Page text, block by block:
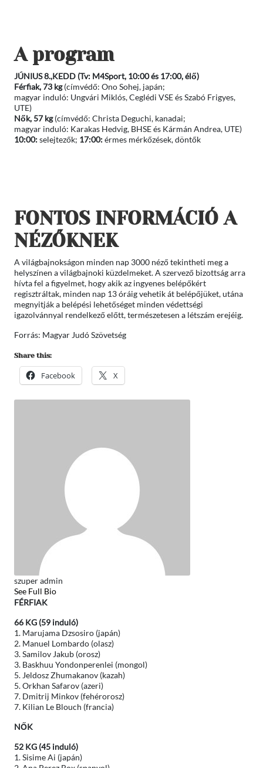
A program
JÚNIUS 8.,KEDD (Tv: M4Sport, 10:00 és 17:00, élő)
Férfiak, 73 kg(címvédő: Ono Sohej, japán;
magyar induló: Ungvári Miklós, Ceglédi VSE és Szabó Frigyes,
UTE)
Nők, 57 kg(címvédő: Christa Deguchi, kanadai;
magyar induló: Karakas Hedvig, BHSE és Kármán Andrea, UTE)
10:00:selejtezők; 17:00:érmes mérkőzések, döntők
FONTOS INFORMÁCIÓ A
NÉZŐKNEK
A világbajnokságon minden nap 3000 néző tekintheti meg a
helyszínen a világbajnoki küzdelmeket. A szervező bizottság arra
hívta fel a figyelmet, hogy akik az ingyenes belépőkért
regisztráltak, minden nap 13 óráig vehetik át belépőjüket, utána
megnyitják a belépési lehetőséget minden védettségi
igazolvánnyal rendelkező előtt, természetesen a létszám erejéig.
Forrás: Magyar Judó Szövetség
Share this:
Facebook X
szuper admin
See Full Bio
FÉRFIAK
66 KG (59 induló)
1. Marujama Dzsosiro (japán)
2. Manuel Lombardo (olasz)
3. Samilov Jakub (orosz)
3. Baskhuu Yondonperenlei (mongol)
5. Jeldosz Zhumakanov (kazah)
5. Orkhan Safarov (azeri)
7. Dmitrij Minkov (fehérorosz)
7. Kilian Le Blouch (francia)
NŐK
52 KG (45 induló)
1. Sisime Ai (japán)